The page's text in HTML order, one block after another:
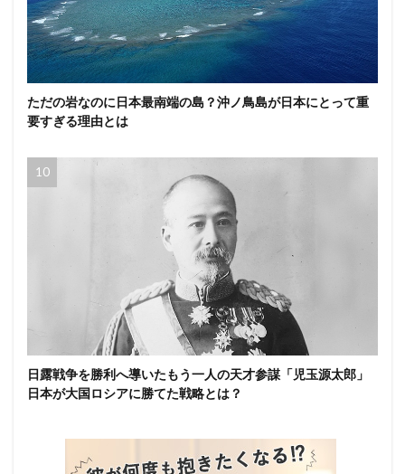
ただの岩なのに日本最南端の島？沖ノ鳥島が日本にとって重
要すぎる理由とは
日露戦争を勝利へ導いたもう一人の天才参謀「児玉源太郎」
日本が大国ロシアに勝てた戦略とは？